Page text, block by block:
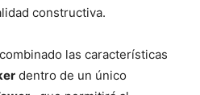
constructiva.
las características
dentro de un único